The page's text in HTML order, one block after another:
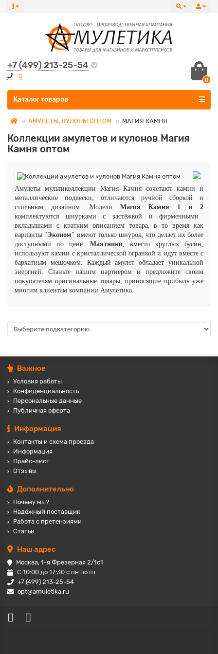
+7 (499) 213-25-54
0
Все категории
Каталог товаров
АМУЛЕТЫ, КУЛОНЫ ОПТОМ МАГИЯ КАМНЯ
Коллекции амулетов и кулонов Магия
Камня оптом
Амулеты мультиколлекции Магия Камня сочетают камни и
металлические подвески, отличаются ручной сборкой и
стильным дизайном. Модели Магия Камня 1 и 2
комплектуются шнурками с застёжкой и фирменными
вкладышами с кратким описанием товара, в то время как
варианты "Эконом" имеют только шнурок, что делает их более
доступными по цене. Маятники, вместо круглых бусин,
используют камни с кристаллической огранкой и идут вместе с
бархатным мешочком. Каждый амулет обладает уникальной
энергией. Станьте нашим партнёром и предложите своим
покупателям оригинальные товары, приносящие прибыль уже
многим клиентам компании Амулетика.
Важное
Условия работы
Конфиденциальность
Персональные данные
Публичная оферта
Информация
Контакты и схема проезда
Информация
Прайс-лист
Отзывы
Дополнительно
Почему мы?
Надёжный поставщик
Работа с претензиями
Статьи
Наш адрес
Москва, 1-я Фрезерная 2/1с1
С 10:00 до 17:30 с пн по пт
+7 (499) 213-25-54
opt@amuletika.ru